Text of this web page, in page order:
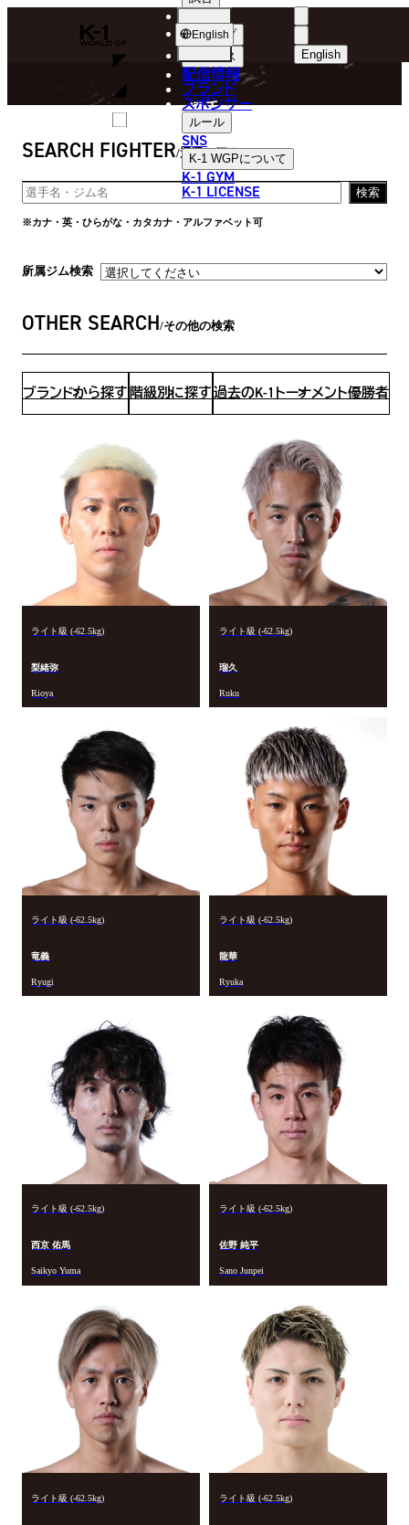
K-
WGP
English
中文（简体
ショップ
ニュース
配信情報
ブランド
スポンサー
ルール
SNS
K-1 WGPについて
K-1 GYM
K-1 LICENSE
English
FIGHTER
選手
SEARCH FIGHTER 選手を探す
検索
※カナ・英・ひらがな・カタカナ・アルファベット可
所属ジム検索
OTHER SEARCH その他の検索
ブランドから探す 階級別に探す過去のK-1トーナメント優勝者
ライト級 (-62.5kg)
梨緒弥
Rioya
ライト級 (-62.5kg)
瑠久
Ruku
ライト級 (-62.5kg)
竜義
Ryugi
ライト級 (-62.5kg)
龍華
Ryuka
ライト級 (-62.5kg)
西京 佑馬
Saikyo Yuma
ライト級 (-62.5kg)
佐野 純平
Sano Junpei
ライト級 (-62.5kg) ライト級 (-62.5kg)